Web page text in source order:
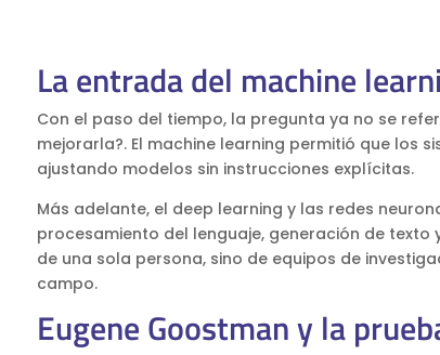
La entrada del machine
Con el paso del tiempo, la pregunta ya no se
mejorarla?. El machine learning permitió que los
ajustando modelos sin instrucciones explícitas.
Más adelante, el deep learning y las redes
procesamiento del lenguaje, generación de
de una sola persona, sino de equipos de
campo.
Eugene Goostman y la